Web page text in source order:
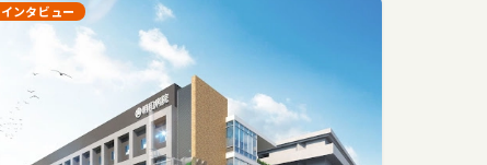
インタビュー